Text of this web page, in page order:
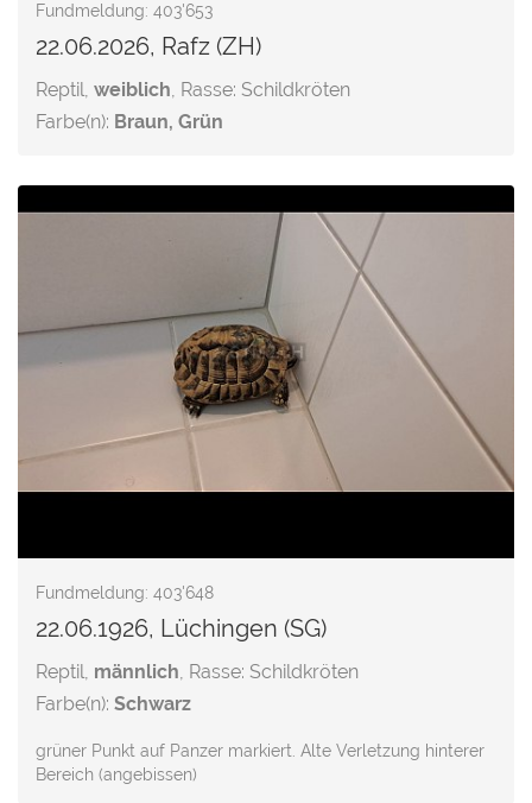
Fundmeldung: 403'653
22.06.2026, Rafz (ZH)
Reptil, weiblich, Rasse: Schildkröten
Farbe(n): Braun, Grün
Fundmeldung: 403'648
22.06.1926, Lüchingen (SG)
Reptil, männlich, Rasse: Schildkröten
Farbe(n): Schwarz
grüner Punkt auf Panzer markiert. Alte Verletzung hinterer
Bereich (angebissen)